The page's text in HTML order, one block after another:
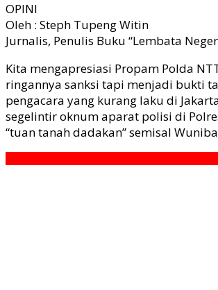
OPINI
Oleh : Steph Tupeng Witin
Jurnalis, Penulis Buku “Lembata
Kita mengapresiasi Propam Polda
ringannya sanksi tapi menjadi bukti
pengacara yang kurang laku di
segelintir oknum aparat polisi di
“tuan tanah dadakan” semisal